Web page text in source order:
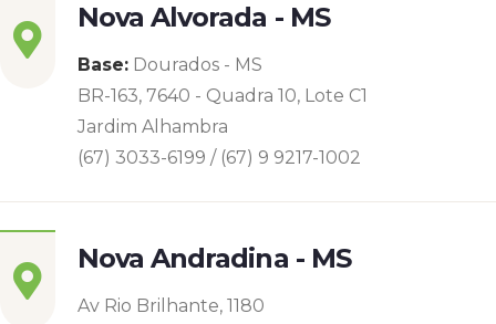
Nova Alvorada - MS
Base: Dourados - MS
BR-163, 7640 - Quadra 10, Lote C1
Jardim Alhambra
(67) 3033-6199 / (67) 9 9217-1002
Nova Andradina - MS
Av Rio Brilhante, 1180